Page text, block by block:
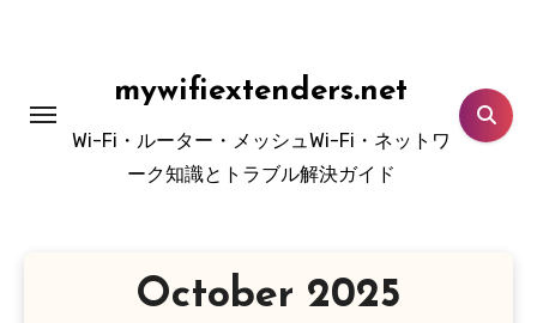
mywifiextenders.net
Wi-Fi・ルーター・メッシュWi-Fi・ネットワ
ーク知識とトラブル解決ガイド
October 2025